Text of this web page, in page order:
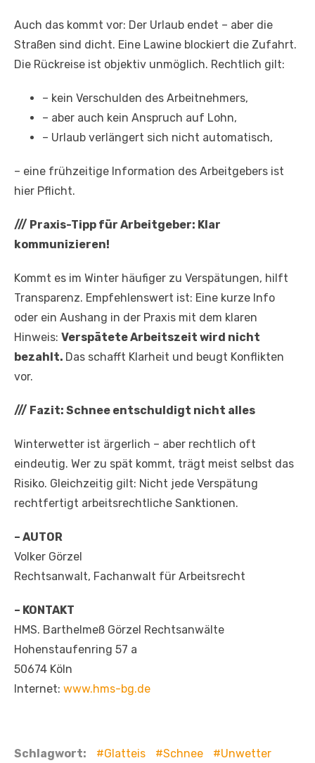
Auch das kommt vor: Der Urlaub endet – aber die
Straßen sind dicht. Eine Lawine blockiert die Zufahrt.
Die Rückreise ist objektiv unmöglich. Rechtlich gilt:
– kein Verschulden des Arbeitnehmers,
– aber auch kein Anspruch auf Lohn,
– Urlaub verlängert sich nicht automatisch,
– eine frühzeitige Information des Arbeitgebers ist
hier Pflicht.
/// Praxis-Tipp für Arbeitgeber: Klar
kommunizieren!
Kommt es im Winter häufiger zu Verspätungen, hilft
Transparenz. Empfehlenswert ist: Eine kurze Info
oder ein Aushang in der Praxis mit dem klaren
Hinweis: Verspätete Arbeitszeit wird nicht
bezahlt. Das schafft Klarheit und beugt Konflikten
vor.
/// Fazit: Schnee entschuldigt nicht alles
Winterwetter ist ärgerlich – aber rechtlich oft
eindeutig. Wer zu spät kommt, trägt meist selbst das
Risiko. Gleichzeitig gilt: Nicht jede Verspätung
rechtfertigt arbeitsrechtliche Sanktionen.
– AUTOR
Volker Görzel
Rechtsanwalt, Fachanwalt für Arbeitsrecht
– KONTAKT
HMS. Barthelmeß Görzel Rechtsanwälte
Hohenstaufenring 57 a
50674 Köln
Internet: www.hms-bg.de
Schlagwort: Glatteis Schnee
Unwetter